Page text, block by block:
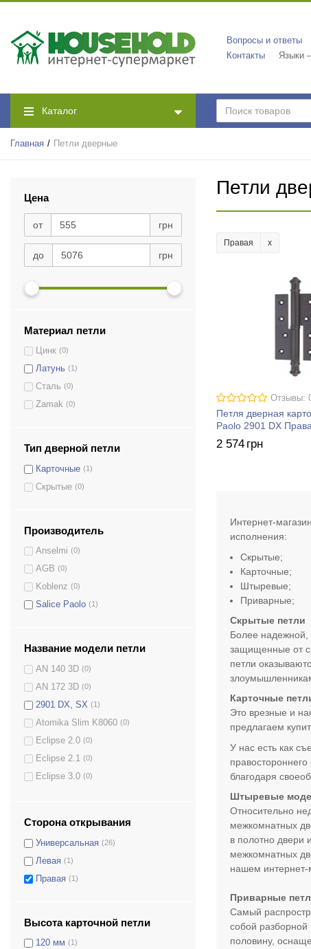
Вопросы и ответы
Контакты
Языки
Каталог
Главная Петли дверные
Цена
от грн
до грн
Материал петли
Цинк (0)
Латунь (1)
Сталь (0)
Zamak (0)
Тип дверной петли
Карточные (1)
Скрытые (0)
Производитель
Anselmi (0)
AGB (0)
Koblenz (0)
Salice Paolo (1)
Название модели петли
AN 140 3D (0)
AN 172 3D (0)
2901 DX, SX (1)
Atomika Slim K8060 (0)
Eclipse 2.0 (0)
Eclipse 2.1 (0)
Eclipse 3.0 (0)
Eclipse 3.2 (0)
Kombi-3 K1019 DXSX
Kombi S30 DXSX
Kombi-3 Art.K 1000 DXSX
Kubica Art.K2400 DXSX
Kubica Art.K2700 DXSX
Сторона открывания
Универсальная (26)
Левая (1)
Правая (1)
Высота карточной петли
120 мм (1)
Петли
Правая
Отзывы:
Петля дверная
Paolo 2901 DX
2 574 грн
Интернет-
исполнения:
Скрытые;
Карточные;
Штыревые;
Приварные;
Скрытые петли
Более надежной,
защищенные от
петли
Карточные
Это врезные и
предлагаем
У нас есть как
благодаря
Штыревые
Относительно
межкомнатных
в полотно двери
межкомнатных
нашем интернет-
Приварные
Самый
собой
половину,